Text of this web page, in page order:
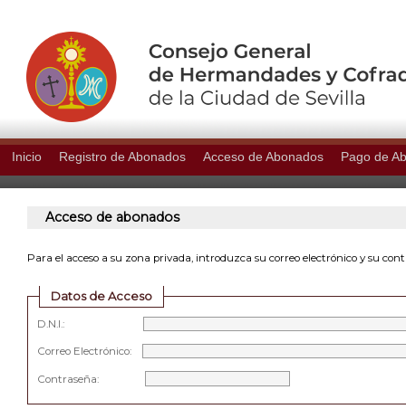
Inicio Registro de Abonados Acceso de Abonados Pago de
Acceso de abonados
Para el acceso a su zona privada, introduzca su correo electrónico y su
Datos de Acceso
D.N.I.:
Correo Electrónico:
Contraseña: